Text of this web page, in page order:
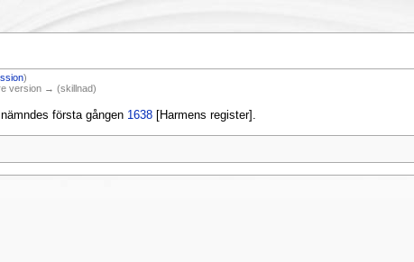
)
version → (skillnad)
första gången 1638[Harmens register].